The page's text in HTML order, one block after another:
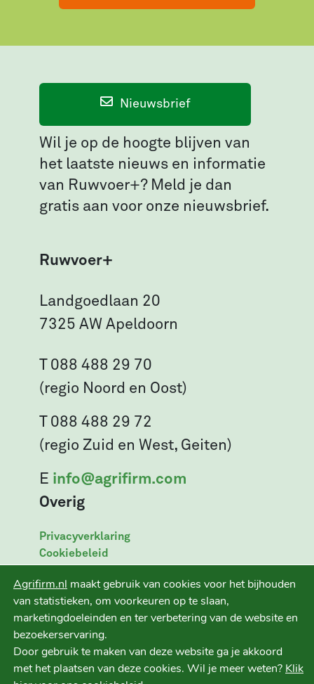
Nieuwsbrief
Wil je op de hoogte blijven van
het laatste nieuws en informatie
van Ruwvoer+? Meld je dan
gratis aan voor onze nieuwsbrief.
Ruwvoer+
Landgoedlaan 20
7325 AW Apeldoorn
T 088 488 29 70
(regio Noord en Oost)
T 088 488 29 72
(regio Zuid en West, Geiten)
E info@agrifirm.com
Overig
Privacyverklaring
Cookiebeleid
Disclaimer
Ruwvoer+ is een initiatief van
Agrifirm.nl maakt gebruik van cookies voor het bijhouden
van statistieken, om voorkeuren op te slaan,
marketingdoeleinden en ter verbetering van de website en
bezoekerservaring.
Door gebruik te maken van deze website ga je akkoord
met het plaatsen van deze cookies. Wil je meer weten? Klik